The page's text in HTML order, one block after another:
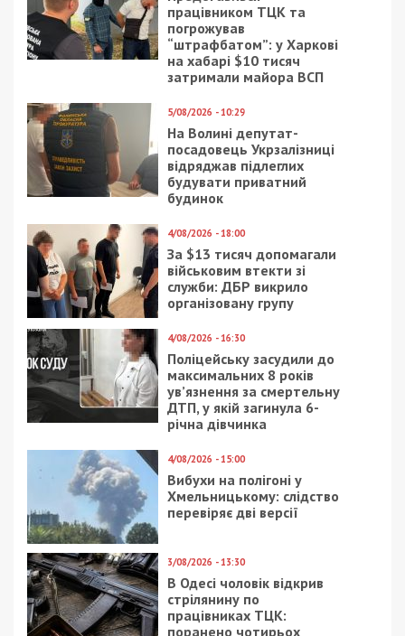
Категории:Суспільство| Метки:війна
обстріл
Рекламні блоки дають нам змогу
залишатися незалежними ЗМІ, а вам -
отримувати найсвіжіші новини під ними.
Приєднуйтесь також до 49000 в Google News. Слідкуйте
за останніми новинами!
Читайте також
Предыдущая статья:
Керівники лікарні імені Мечникова
використали представника омбудсмена
задля власного піару
Следующая статья:
Працівник столичного суду вимагав гроші
з колег за “допомогу” з оновленням даних
у ТЦК
СУСПІЛЬСТВО